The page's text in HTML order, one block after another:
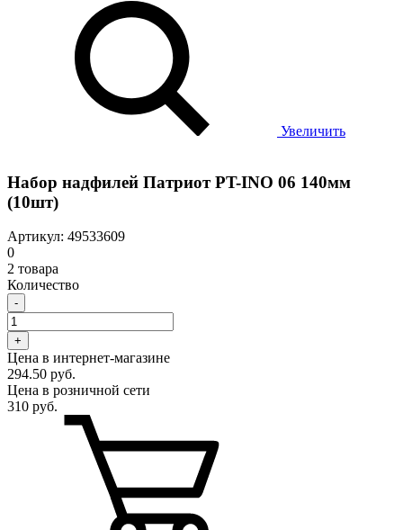
Увеличить
Набор надфилей Патриот PT-INO 06 140мм
(10шт)
Артикул: 49533609
0
2 товара
Количество
-
+
Цена в интернет-магазине
294.50 руб.
Цена в розничной сети
310 руб.